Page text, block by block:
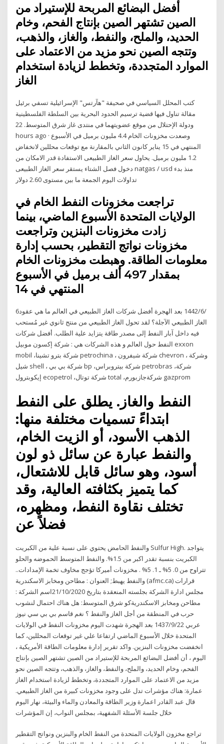
أفضل البضائع المربحة للإستيراد من
الصين تشتهر الصين بإنتاج الفحم، وخام
الحديد، والملح، والنفط، والغاز، والذهب،
وتتجه الصين نحو مزيد من الاعتماد على
الموارد المتجددة، وتخطط لزيادة استخدام
الغاز
كتب المحلل السياسي في صحيفة "هآرتس" الإسرائيلية تسفي برئيل
مقالة تناول فيها قضية ترسيم الحدود البحرية بين السلطة الفلسطينية
ودولة الإحتلال من موقع عضويتهما في منتدى غاز شرق المتوسط. 22
hours ago · وصعدت مخزونات الخام 4.4 مليون برميل في الأسبوع
المنتهي في 15 يناير كانون الثاني بالمقارنة مع توقعات محللين لانخفاض
1.2 مليون برميل. يحاول سعر الغاز الطبيعى الاستفادة قدر الامكان من
دخول فصل الشتاء يستقر سعر الغاز الطبيعى natgas / usd منذ بدء
تداولات اليوم الجمعة ما بين مستوى 2.60 دولار
تراجعت مخزونات النفط الخام في
الولايات المتحدة الأسبوع الماضي، بينما
زادت مخزونات البنزين وتراجعت
مخزونات نواتج التقطير، بحسب إدارة
معلومات الطاقة. وهبطت مخزونات الخام
بمقدار 497 ألف برميل في الأسبوع
المنتهي في 14
6‏‏/6‏‏/1442 بعد الهجرة أفضل شركات الغاز الطبيعي في العالم ما هي عقود
الغاز الطبيعي الآجلة؟ لقد تحول الغاز الطبيعي من منتج ثانوي غير مُستحب
فيه داخل آبار النفط إلى مصدر طاقة يتزايد علية الطلب. أفضل شركات
النفط حول العالم و هذه الشركات هي : شركة إكسون موبيل exxon
mobil ،شركة بترو تشينا petrochina ، شركة شيفرون chevron ، وشركة
شيل shell ، شركة بي بي bp ،شركة بيتروبراس petrobras ،شركة
إيكوبترول ecopetrol ،شركة توتال total ،شركةجازبورم gazprom
النفط والغاز. يطلق على النفط
ابتداءً تسميات مختلفة منها:
الذهب الأسود، أو الزيت الخام،
والنفط عبارة عن سائل ذو لون
أسود، وهو سائل قابل للاشتعال،
كما يتميز بكثافته العالية، وقد
تختلف نقاوة النفط، ومظهره،
فضلاً عن
والنفط الحامض يحتوي على نسبة علية من الكبريت Sulfur High. يتواجد
الكبريت بنسبة تقدر اكبر من 1.5%. والنفط المتوسط الحموضه والحلو
تتراوح من 0. 5% ـ 1. 5% . مخزونات أميركا تؤجج مخاوف تخمة الإمدادات..
والنفط يهبط; العنوان : مطاحن ومخابز الاسكندرية (afmc.ca) قرارات
مجلس ادارة الشركة بجلسته المنعقدة بتاريخ 21/10/2020اسم الشركة :
مطاحن ومخابز الاسكندريةكو شرق المتوسط: هل هناك احتمال لنشوب
حرب في المنطقة من أجل الغاز والنفط ؟ نغم قاسم بي بي سي نيوز
عربي 22‏‏/9‏‏/1437 بعد الهجرة شهدت اليوم مخزونات النفط في الولايات
المتحدة خلال الأسبوع الماضي ارتفاعا علي غير توقعات المحللين، كما
انخفضت مخزونات البنزين. واكد تقرير إدارة معلومات الطاقة الأمريكية ،
اليوم ، أن أفضل البضائع المربحة للإستيراد من الصين تشتهر الصين بإنتاج
الفحم، وخام الحديد، والملح، والنفط، والغاز، والذهب، وتتجه الصين نحو
مزيد من الاعتماد على الموارد المتجددة، وتخطط لزيادة استخدام الغاز
عمارة: هناك مؤشرات تدل على وجود مخزونات كبيرة من الغاز الطبيعي.
قال عبد القادر اعمارة وزير الطاقة والمعادن والماء والبيئة، نهار اليوم
خلال جلسة الأسئلة الشفهية، بمجلس النواب، إن المؤشرات
تراجع مخزون الولايات المتحدة من النفط الخام والبنزين ونواتج التقطير